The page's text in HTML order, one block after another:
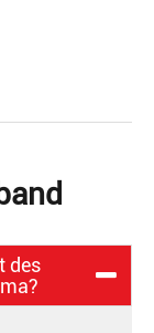
des